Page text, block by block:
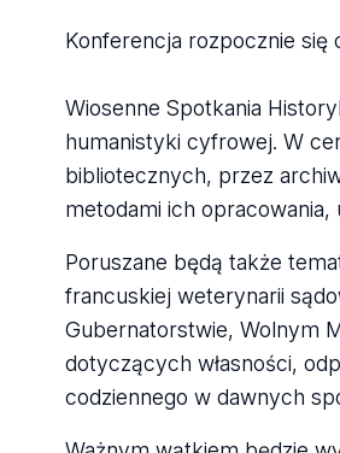
Konferencja rozpocznie się
Wiosenne Spotkania
humanistyki cyfrowej. W
bibliotecznych, przez
metodami ich
Poruszane będą także
francuskiej weterynarii
Gubernatorstwie, Wolnym
dotyczących własności,
codziennego w dawnych